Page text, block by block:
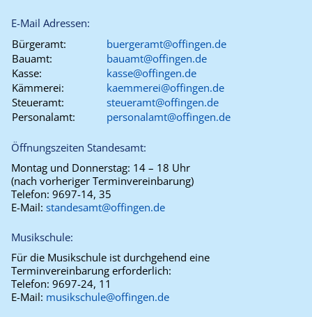
E-Mail Adressen:
Bürgeramt:
buergeramt@offingen.de
Bauamt:
bauamt@offingen.de
Kasse:
kasse@offingen.de
Kämmerei:
kaemmerei@offingen.de
Steueramt:
steueramt@offingen.de
Personalamt:
personalamt@offingen.de
Öffnungszeiten Standesamt:
Montag und Donnerstag: 14 – 18 Uhr
(nach vorheriger Terminvereinbarung)
Telefon: 9697-14, 35
E-Mail: standesamt@offingen.de
Musikschule:
Für die Musikschule ist durchgehend eine
Terminvereinbarung erforderlich:
Telefon: 9697-24, 11
E-Mail: musikschule@offingen.de